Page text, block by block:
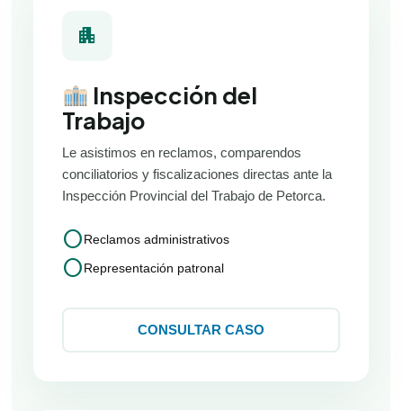
apartment
Inspección del
Trabajo
Le asistimos en reclamos, comparendos
conciliatorios y fiscalizaciones directas ante la
Inspección Provincial del Trabajo de Petorca.
circleReclamos administrativos
circleRepresentación patronal
CONSULTAR CASO